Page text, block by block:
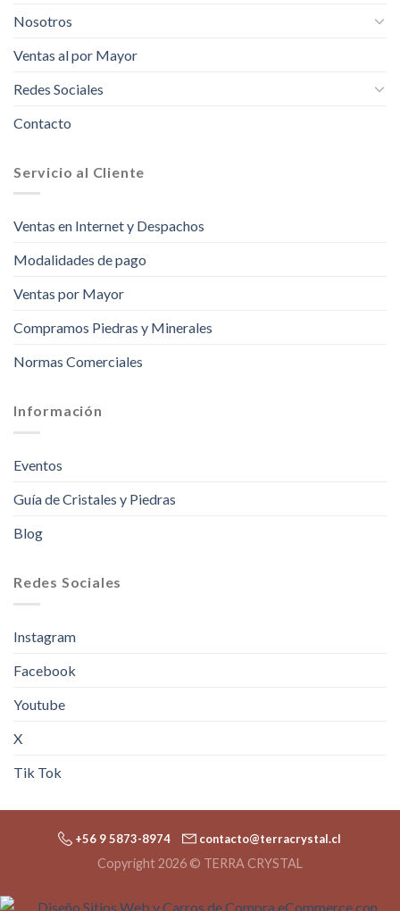
Nosotros
Ventas al por Mayor
Redes Sociales
Contacto
Servicio al Cliente
Ventas en Internet y Despachos
Modalidades de pago
Ventas por Mayor
Compramos Piedras y Minerales
Normas Comerciales
Información
Eventos
Guía de Cristales y Piedras
Blog
Redes Sociales
Instagram
Facebook
Youtube
X
Tik Tok
+56 9 5873-8974 contacto@terracrystal.cl
Copyright 2026 © TERRA CRYSTAL